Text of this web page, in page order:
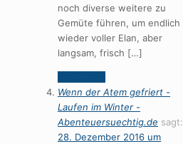
noch diverse weitere zu
Gemüte führen, um endlich
wieder voller Elan, aber
langsam, frisch […]
Wenn der Atem gefriert -
Laufen im Winter -
Abenteuersuechtig.de sagt:
28. Dezember 2016 um